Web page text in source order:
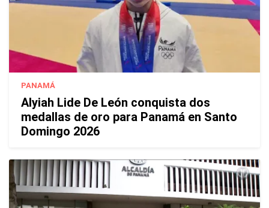
PANAMÁ
Alyiah Lide De León conquista dos
medallas de oro para Panamá en Santo
Domingo 2026